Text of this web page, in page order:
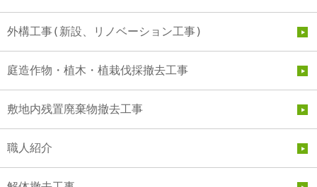
外構工事(新設、リノベーション工事)
庭造作物・植木・植栽伐採撤去工事
敷地内残置廃棄物撤去工事
職人紹介